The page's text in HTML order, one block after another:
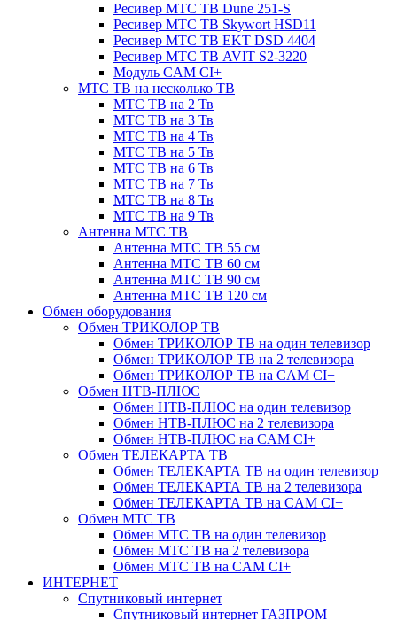
Ресивер МТС ТВ Dune 251-S
Ресивер МТС ТВ Skywort HSD11
Ресивер МТС ТВ EKT DSD 4404
Ресивер МТС ТВ AVIT S2-3220
Модуль CAM CI+
МТС ТВ на несколько ТВ
МТС ТВ на 2 Тв
МТС ТВ на 3 Тв
МТС ТВ на 4 Тв
МТС ТВ на 5 Тв
МТС ТВ на 6 Тв
МТС ТВ на 7 Тв
МТС ТВ на 8 Тв
МТС ТВ на 9 Тв
Антенна МТС ТВ
Антенна МТС ТВ 55 см
Антенна МТС ТВ 60 см
Антенна МТС ТВ 90 см
Антенна МТС ТВ 120 см
Обмен оборудования
Обмен ТРИКОЛОР ТВ
Обмен ТРИКОЛОР ТВ на один телевизор
Обмен ТРИКОЛОР ТВ на 2 телевизора
Обмен ТРИКОЛОР ТВ на CAM CI+
Обмен НТВ-ПЛЮС
Обмен НТВ-ПЛЮС на один телевизор
Обмен НТВ-ПЛЮС на 2 телевизора
Обмен НТВ-ПЛЮС на CAM CI+
Обмен ТЕЛЕКАРТА ТВ
Обмен ТЕЛЕКАРТА ТВ на один телевизор
Обмен ТЕЛЕКАРТА ТВ на 2 телевизора
Обмен ТЕЛЕКАРТА ТВ на CAM CI+
Обмен МТС ТВ
Обмен МТС ТВ на один телевизор
Обмен МТС ТВ на 2 телевизора
Обмен МТС ТВ на CAM CI+
ИНТЕРНЕТ
Спутниковый интернет
Спутниковый интернет ГАЗПРОМ